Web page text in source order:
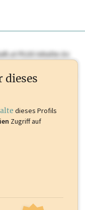
PLUS Inhaltedie
Sie dieses Profil frei
wirtschaft.at PLUS
und viele
dieses Profils
Zugriff auf